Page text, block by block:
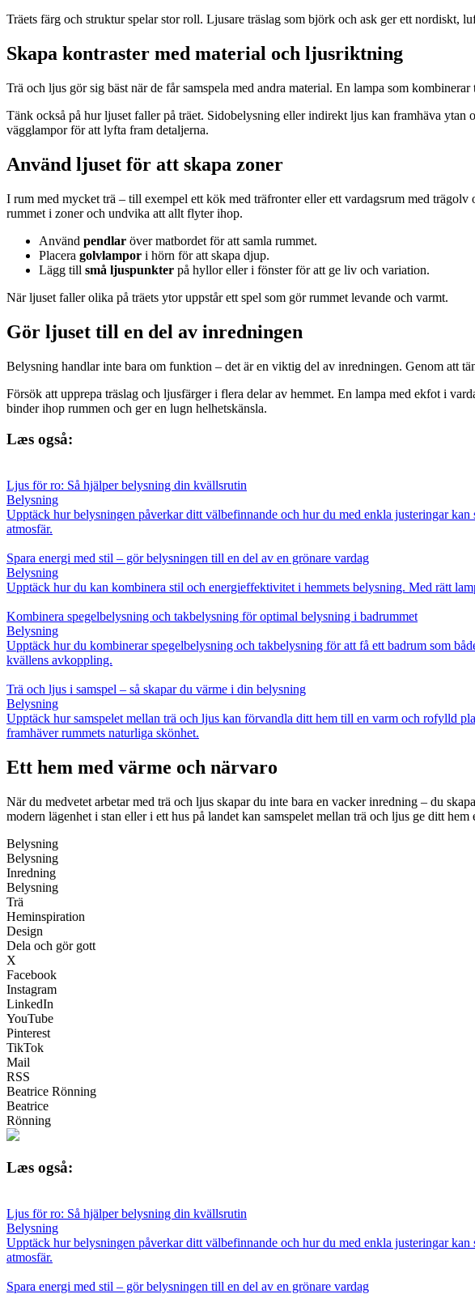
Träets färg och struktur spelar stor roll. Ljusare träslag som björk och ask ger ett nordiskt,
Skapa kontraster med material och ljusriktning
Trä och ljus gör sig bäst när de får samspela med andra material. En lampa som
Tänk också på hur ljuset faller på träet. Sidobelysning eller indirekt ljus kan framhäva
vägglampor för att lyfta fram detaljerna.
Använd ljuset för att skapa zoner
I rum med mycket trä – till exempel ett kök med träfronter eller ett vardagsrum med
rummet i zoner och undvika att allt flyter ihop.
Använd pendlar över matbordet för att samla rummet.
Placera golvlampor i hörn för att skapa djup.
Lägg till små ljuspunkter på hyllor eller i fönster för att ge liv och variation.
När ljuset faller olika på träets ytor uppstår ett spel som gör rummet levande och varmt.
Gör ljuset till en del av inredningen
Belysning handlar inte bara om funktion – det är en viktig del av inredningen. Genom att
Försök att upprepa träslag och ljusfärger i flera delar av hemmet. En lampa med ekfot i
binder ihop rummen och ger en lugn helhetskänsla.
Læs også:
Ljus för ro: Så hjälper belysning din kvällsrutin
Belysning
Upptäck hur belysningen påverkar ditt välbefinnande och hur du med enkla justeringar
atmosfär.
Spara energi med stil – gör belysningen till en del av en grönare vardag
Belysning
Upptäck hur du kan kombinera stil och energieffektivitet i hemmets belysning. Med rätt
Kombinera spegelbelysning och takbelysning för optimal belysning i badrummet
Belysning
Upptäck hur du kombinerar spegelbelysning och takbelysning för att få ett badrum som
kvällens avkoppling.
Trä och ljus i samspel – så skapar du värme i din belysning
Belysning
Upptäck hur samspelet mellan trä och ljus kan förvandla ditt hem till en varm och rofylld
framhäver rummets naturliga skönhet.
Ett hem med värme och närvaro
När du medvetet arbetar med trä och ljus skapar du inte bara en vacker inredning – du
modern lägenhet i stan eller i ett hus på landet kan samspelet mellan trä och ljus ge ditt
Belysning
Belysning
Inredning
Belysning
Trä
Heminspiration
Design
Dela och gör gott
X
Facebook
Instagram
LinkedIn
YouTube
Pinterest
TikTok
Mail
RSS
Beatrice Rönning
Beatrice
Rönning
Læs også:
Ljus för ro: Så hjälper belysning din kvällsrutin
Belysning
Upptäck hur belysningen påverkar ditt välbefinnande och hur du med enkla justeringar
atmosfär.
Spara energi med stil – gör belysningen till en del av en grönare vardag